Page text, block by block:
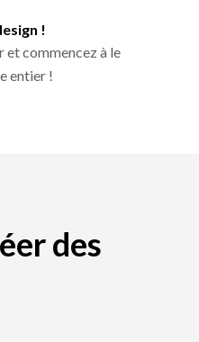
!
commencez à le
entier !
des